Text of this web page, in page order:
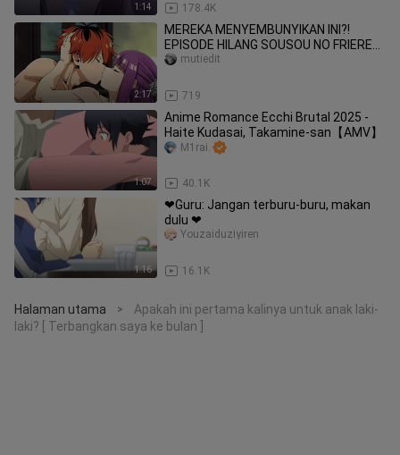
1:14 178.4K
2:17
MEREKA MENYEMBUNYIKAN INI?!
EPISODE HILANG SOUSOU NO FRIEREN
AKHIRNYA TERBUKA! 😳💦[18+ No
719
mutiedit
1:07
Anime Romance Ecchi Brutal 2025 -
Haite Kudasai, Takamine-san【AMV】
40.1K
M1rai.
1:16
❤Guru: Jangan terburu-buru, makan
dulu ❤
16.1K
Youzaiduziyiren
Halaman utama >
Apakah ini pertama kalinya untuk anak laki-
laki? [ Terbangkan saya ke bulan ]